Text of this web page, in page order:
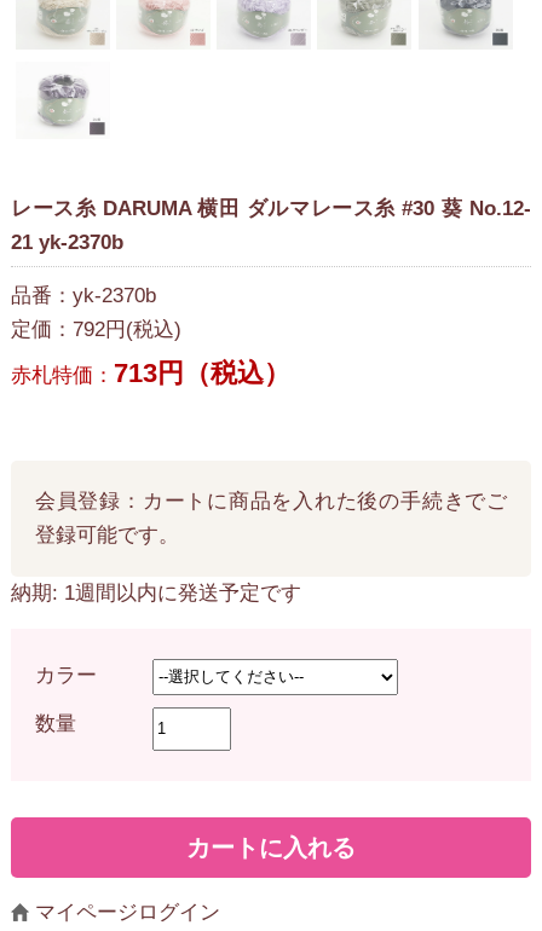
レース糸 DARUMA 横田 ダルマレース糸 #30 葵 No.12-
21 yk-2370b
品番：yk-2370b
定価：792円(税込)
赤札特価： 713円（税込）
会員登録：カートに商品を入れた後の手続きでご
登録可能です。
納期: 1週間以内に発送予定です
カラー
数量
マイページログイン